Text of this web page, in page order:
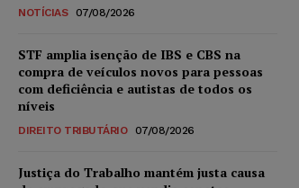
NOTÍCIAS 07/08/2026
STF amplia isenção de IBS e CBS na
compra de veículos novos para pessoas
com deficiência e autistas de todos os
níveis
DIREITO TRIBUTÁRIO 07/08/2026
Justiça do Trabalho mantém justa causa